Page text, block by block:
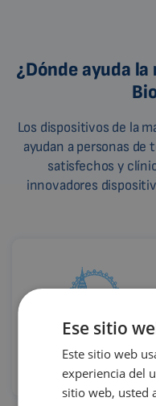
¿Dónde ayuda
Los dispositivos de la
ayudan a personas de
satisfechos y
innovadores
Reino Unido
Ese sitio
Este sitio web
experiencia del
sitio web, usted